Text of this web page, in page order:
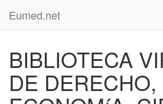
Eumed.net
BIBLIOTECA
DE DERECHO,